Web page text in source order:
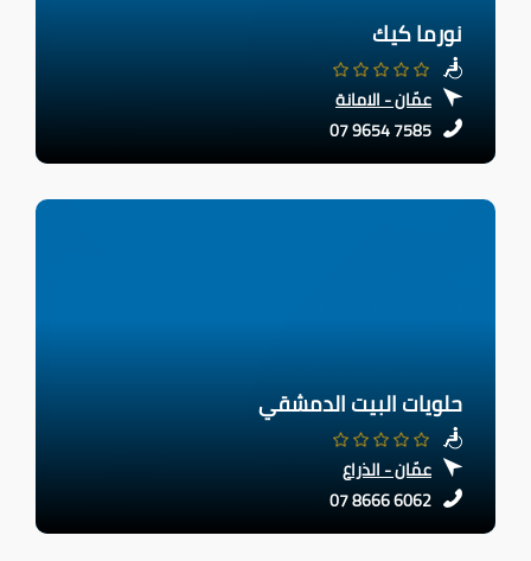
نورما كيك
عمّان - الامانة
07 9654 7585
حلويات البيت الدمشقي
عمّان - الذراع
07 8666 6062